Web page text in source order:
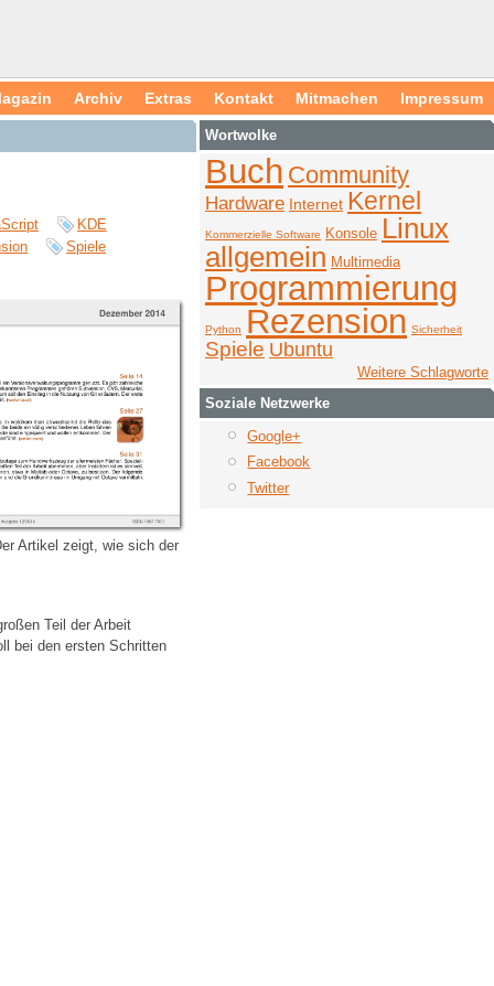
Archiv Extras Kontakt Mitmachen Impressum
KDE
Spiele
Artikel zeigt, wie sich der
Teil der Arbeit
bei den ersten Schritten
Wortwolke
Buch Community
Hardware Internet Kernel
Kommerzielle Software Konsole Linux
allgemein Multimedia
Programmierung
Python Rezension Sicherheit
Spiele Ubuntu
Weitere Schlagworte
Soziale Netzwerke
Google+
Facebook
Twitter